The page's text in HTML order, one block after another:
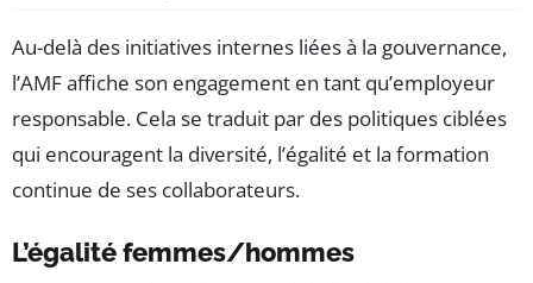
Au-delà des initiatives internes liées à la gouvernance,
l’AMF affiche son engagement en tant qu’employeur
responsable. Cela se traduit par des politiques ciblées
qui encouragent la diversité, l’égalité et la formation
continue de ses collaborateurs.
L’égalité femmes/hommes